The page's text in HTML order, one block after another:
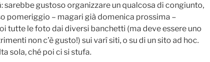
sarebbe gustoso organizzare un qualcosa di congiunto,
pomeriggio – magari già domenica prossima –
tutte le foto dai diversi banchetti (ma deve essere uno
non c’è gusto!) sui varî siti, o su di un sito ad hoc.
sola, ché poi ci si stufa.